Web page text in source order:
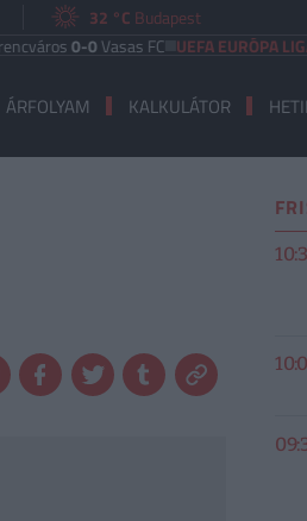
32 °C Budapest
0-0Vasas FC UEFA EURÓPA LIGA
ÁRFOLYAM KALKULÁTOR